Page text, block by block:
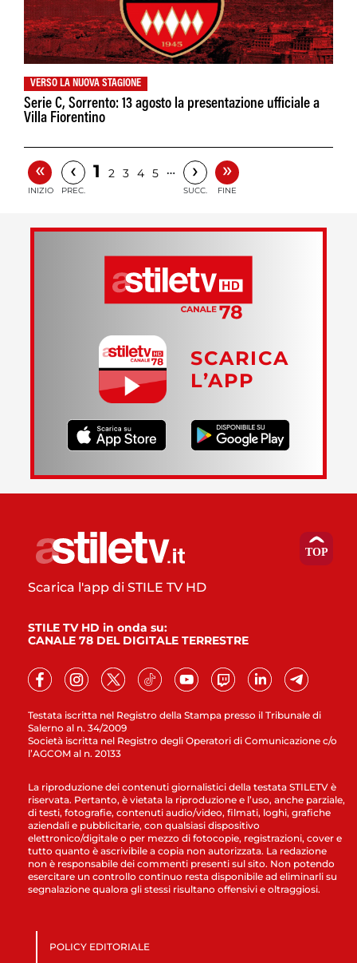
VERSO LA NUOVA STAGIONE
Serie C, Sorrento: 13 agosto la presentazione ufficiale a
Villa Fiorentino
«
INIZIO
‹
PREC.
1 2 3 4 5 … ›
SUCC.
»
FINE
SCARICA
L’APP
Testata iscritta nel Registro della Stampa presso il Tribunale di
Salerno al n. 34/2009
Società iscritta nel Registro degli Operatori di Comunicazione c/o
l’AGCOM al n. 20133
Scarica l'app di STILE TV HD
STILE TV HD in onda su:
CANALE 78 DEL DIGITALE TERRESTRE
La riproduzione dei contenuti giornalistici della testata STILETV è
riservata. Pertanto, è vietata la riproduzione e l’uso, anche parziale,
di testi, fotografie, contenuti audio/video, filmati, loghi, grafiche
aziendali e pubblicitarie, con qualsiasi dispositivo
elettronico/digitale o per mezzo di fotocopie, registrazioni, cover e
tutto quanto è ascrivibile a copia non autorizzata. La redazione
non è responsabile dei commenti presenti sul sito. Non potendo
esercitare un controllo continuo resta disponibile ad eliminarli su
segnalazione qualora gli stessi risultano offensivi e oltraggiosi.
POLICY EDITORIALE